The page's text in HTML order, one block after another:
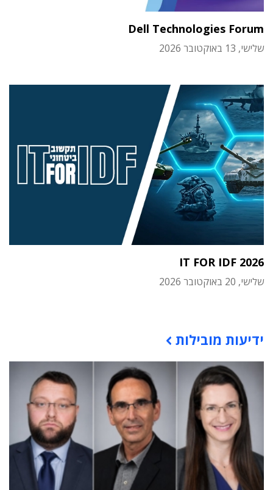
Dell Technologies Forum
שלישי, 13 באוקטובר 2026
IT FOR IDF 2026
שלישי, 20 באוקטובר 2026
ידיעות מובילות